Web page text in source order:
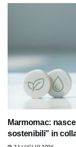
Marmomac:
sostenibili” in